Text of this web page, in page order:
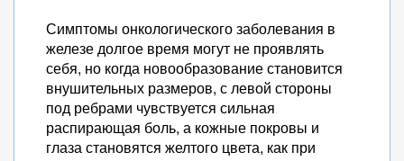
Симптомы онкологического заболевания в
железе долгое время могут не проявлять
себя, но когда новообразование становится
внушительных размеров, с левой стороны
под ребрами чувствуется сильная
распирающая боль, а кожные покровы и
глаза становятся желтого цвета, как при